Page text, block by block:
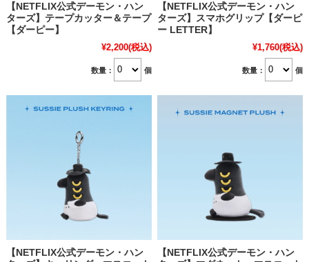
【NETFLIX公式デーモン・ハン
ターズ】テープカッター＆テープ
【ダーピー】
¥2,200(税込)
数量： 個
【NETFLIX公式デーモン・ハン
ターズ】スマホグリップ【ダーピ
ー LETTER】
¥1,760(税込)
数量： 個
【NETFLIX公式デーモン・ハン
【NETFLIX公式デーモン・ハン